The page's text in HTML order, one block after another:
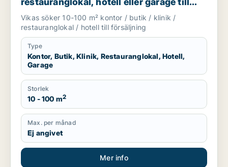
salu i Upplands Väsby, Vallentuna eller
Österåker m.fl.
Vikas söker 10-100 m² kontor / butik / klinik /
restauranglokal / hotell till försäljning
Type
Kontor, Butik, Klinik, Restauranglokal, Hotell,
Garage
Storlek
10 - 100 m2
Max. per månad
Ej angivet
Mer info